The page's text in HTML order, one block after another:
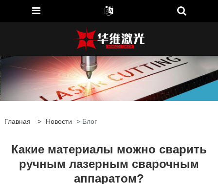
Главная > Новости > Блог
Какие материалы можно сварить
ручным лазерным сварочным
аппаратом?